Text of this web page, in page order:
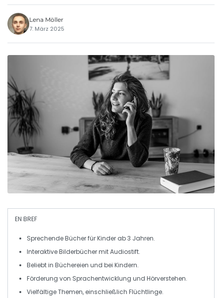
Lena Möller
7. März 2025
EN BREF
Sprechende Bücherfür Kinder ab 3 Jahren.
InteraktiveBilderbüchermitAudiostift.
Beliebt in Büchereien und bei Kindern.
Förderung von Sprachentwicklung und Hörverstehen.
Vielfältige Themen, einschließlich Flüchtlinge.